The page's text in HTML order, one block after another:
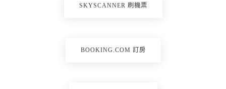
SKYSCANNER 刷機票
BOOKING.COM 訂房